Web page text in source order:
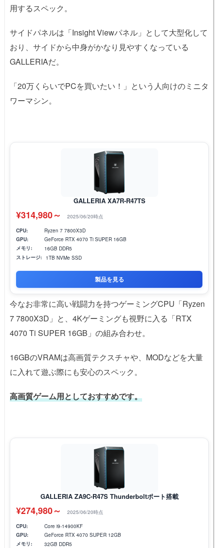
用するスペック。
サイドパネルは「Insight Viewパネル」として大型化して
おり、サイドから中身がかなり見やすくなっている
GALLERIAだ。
「20万くらいでPCを買いたい！」という人向けのミニタ
ワーマシン。
GALLERIA XA7R-R47TS
¥314,980～ 2025/06/20時点
CPU:
Ryzen 7 7800X3D
GPU:
GeForce RTX 4070 Ti SUPER 16GB
メモリ:
16GB DDR5
ストレージ:
1TB NVMe SSD
製品を見る
今なお非常に高い戦闘力を持つゲーミングCPU「Ryzen
7 7800X3D」と、4Kゲーミングも視野に入る「RTX
4070 Ti SUPER 16GB」の組み合わせ。
16GBのVRAMは高画質テクスチャや、MODなどを大量
に入れて遊ぶ際にも安心のスペック。
高画質ゲーム用としておすすめです。
GALLERIA ZA9C-R47S Thunderboltポート搭載
¥274,980～ 2025/06/20時点
CPU:
Core i9-14900KF
GPU:
GeForce RTX 4070 SUPER 12GB
メモリ:
32GB DDR5